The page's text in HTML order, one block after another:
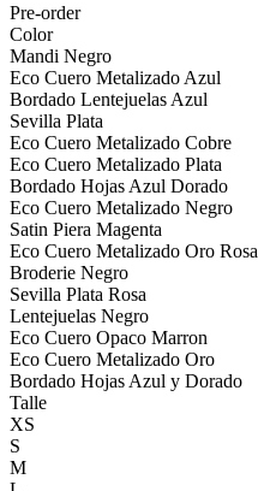
Pre-order
Color
Mandi Negro
Eco Cuero Metalizado Azul
Bordado Lentejuelas Azul
Sevilla Plata
Eco Cuero Metalizado Cobre
Eco Cuero Metalizado Plata
Bordado Hojas Azul Dorado
Eco Cuero Metalizado Negro
Satin Piera Magenta
Eco Cuero Metalizado Oro Rosa
Broderie Negro
Sevilla Plata Rosa
Lentejuelas Negro
Eco Cuero Opaco Marron
Eco Cuero Metalizado Oro
Bordado Hojas Azul y Dorado
Talle
XS
S
M